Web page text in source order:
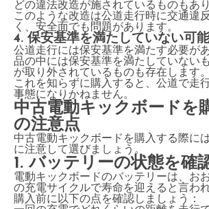
どの違法改造が施されているものもあり
このような改造は公道走行時に交通違
く、安全面でも問題があります。
4. 保安基準を満たしていない可
公道走行には保安基準を満たす必要が
品の中には保安基準を満たしていない
が取り外されているものも存在します。
これを知らずに購入すると、公道で走
事態になりかねません。
中古電動キックボードを
の注意点
中古電動キックボードを購入する際に
に注意して選びましょう。
1. バッテリーの状態を確
電動キックボードのバッテリーは、お
の充電サイクルで寿命を迎えると言わ
購入前に以下の点を確認しましょう：